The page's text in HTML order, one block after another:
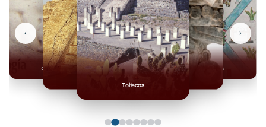
Toltecas
Mexicas
Olmecas
‹ ›